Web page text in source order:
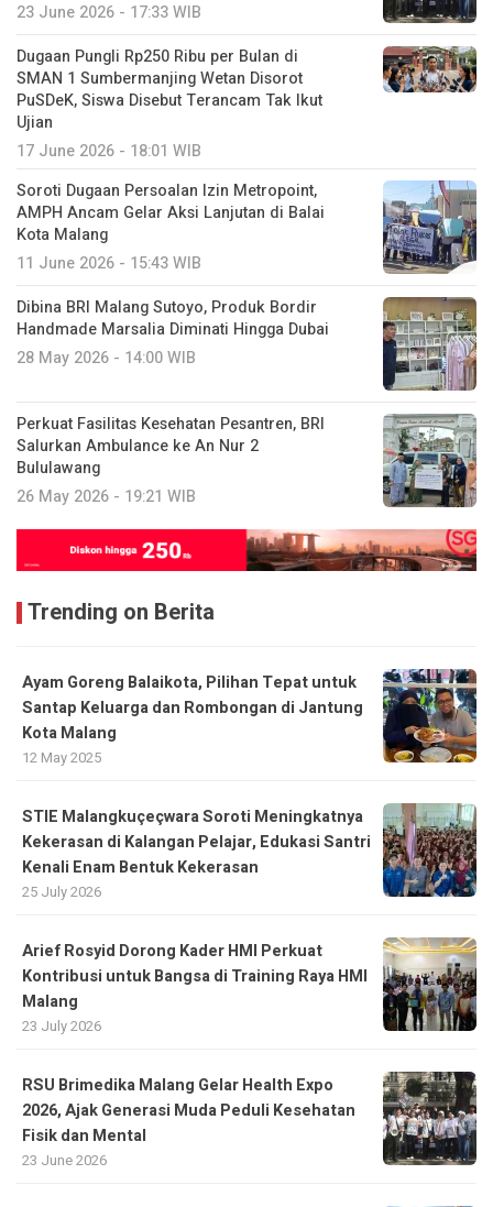
23 June 2026 - 17:33 WIB
Dugaan Pungli Rp250 Ribu per Bulan di
SMAN 1 Sumbermanjing Wetan Disorot
PuSDeK, Siswa Disebut Terancam Tak Ikut
Ujian
17 June 2026 - 18:01 WIB
Soroti Dugaan Persoalan Izin Metropoint,
AMPH Ancam Gelar Aksi Lanjutan di Balai
Kota Malang
11 June 2026 - 15:43 WIB
Dibina BRI Malang Sutoyo, Produk Bordir
Handmade Marsalia Diminati Hingga Dubai
28 May 2026 - 14:00 WIB
Perkuat Fasilitas Kesehatan Pesantren, BRI
Salurkan Ambulance ke An Nur 2
Bululawang
26 May 2026 - 19:21 WIB
Trending on Berita
Ayam Goreng Balaikota, Pilihan Tepat untuk
Santap Keluarga dan Rombongan di Jantung
Kota Malang
12 May 2025
STIE Malangkuçeçwara Soroti Meningkatnya
Kekerasan di Kalangan Pelajar, Edukasi Santri
Kenali Enam Bentuk Kekerasan
25 July 2026
Arief Rosyid Dorong Kader HMI Perkuat
Kontribusi untuk Bangsa di Training Raya HMI
Malang
23 July 2026
RSU Brimedika Malang Gelar Health Expo
2026, Ajak Generasi Muda Peduli Kesehatan
Fisik dan Mental
23 June 2026